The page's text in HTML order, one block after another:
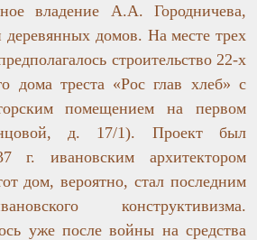
владение А.А. Городничева,
деревянных домов. На месте трех
строительство 22-х
дома треста «Рос глав хлеб» с
помещением на первом
д. 17/1). Проект был
г. ивановским архитектором
дом, вероятно, стал последним
конструктивизма.
уже после войны на средства